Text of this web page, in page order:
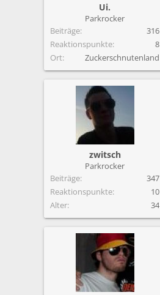
Ui.
Parkrocker
Beiträge
316
Reaktionspunkte
8
Ort
Zuckerschnutenland
zwitsch
Parkrocker
Beiträge
347
Reaktionspunkte
10
Alter
34